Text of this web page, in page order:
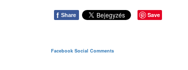
f Share Save
Facebook Social Comments